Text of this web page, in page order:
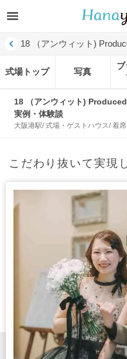
18 （アンウィット)
式場トップ 写真
18 （アンウィット)
実例・体験談
大阪港駅/ 式場・ゲストハウス/ 着
こだわり抜いて実現